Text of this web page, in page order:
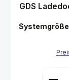
GDS